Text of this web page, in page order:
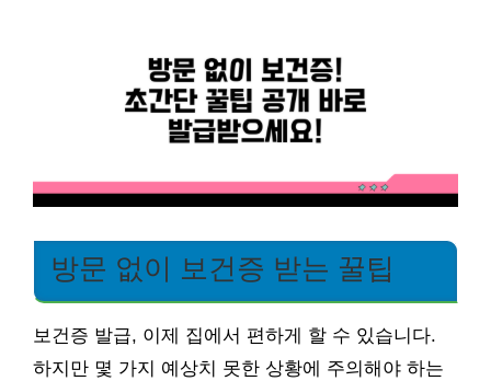
방문 없이 보건증 받는 꿀팁
보건증 발급, 이제 집에서 편하게 할 수 있습니다.
하지만 몇 가지 예상치 못한 상황에 주의해야 하는